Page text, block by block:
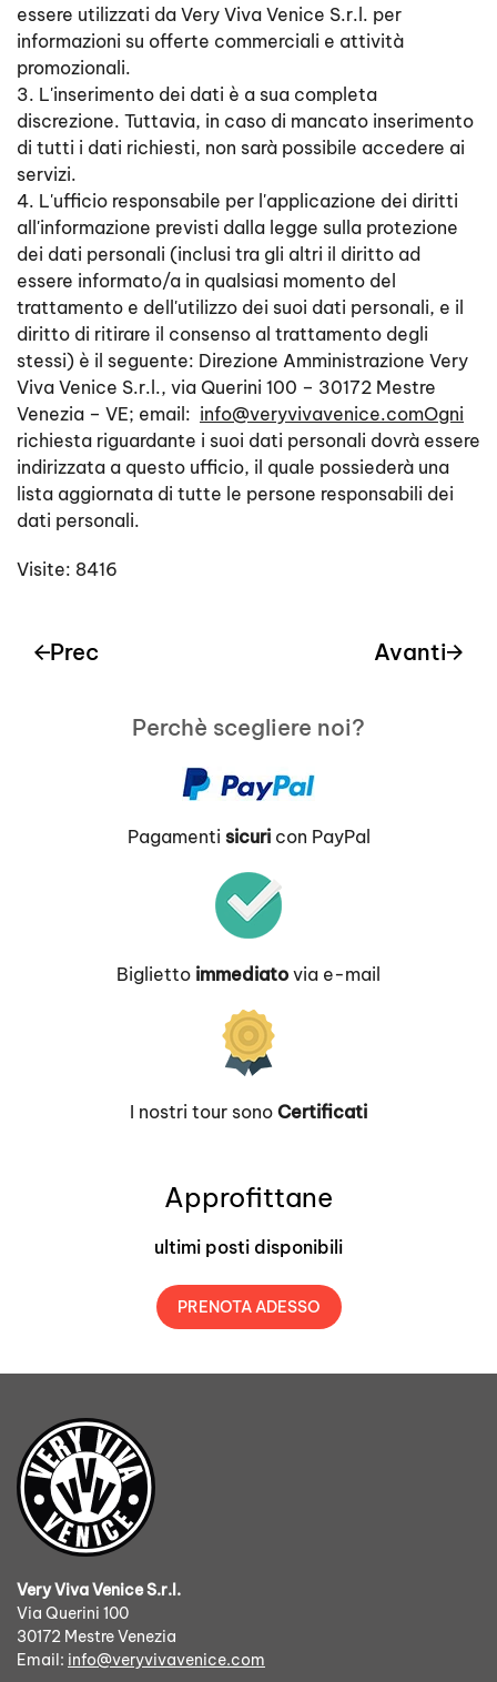
essere utilizzati da Very Viva Venice S.r.l. per
informazioni su offerte commerciali e attività
promozionali.
3. L'inserimento dei dati è a sua completa
discrezione. Tuttavia, in caso di mancato inserimento
di tutti i dati richiesti, non sarà possibile accedere ai
servizi.
4. L'ufficio responsabile per l'applicazione dei diritti
all'informazione previsti dalla legge sulla protezione
dei dati personali (inclusi tra gli altri il diritto ad
essere informato/a in qualsiasi momento del
trattamento e dell'utilizzo dei suoi dati personali, e il
diritto di ritirare il consenso al trattamento degli
stessi) è il seguente: Direzione Amministrazione Very
Viva Venice S.r.l., via Querini 100 – 30172 Mestre
Venezia – VE; email: info@veryvivavenice.comOgni
richiesta riguardante i suoi dati personali dovrà essere
indirizzata a questo ufficio, il quale possiederà una
lista aggiornata di tutte le persone responsabili dei
dati personali.
Visite: 8416
Prec Avanti
Perchè scegliere noi?
Pagamenti sicuricon PayPal
Biglietto immediato via e-mail
I nostri tour sono Certificati
Approfittane
ultimi posti disponibili
PRENOTA ADESSO
Very Viva Venice S.r.l.
Via Querini 100
30172 Mestre Venezia
Email: info@veryvivavenice.com